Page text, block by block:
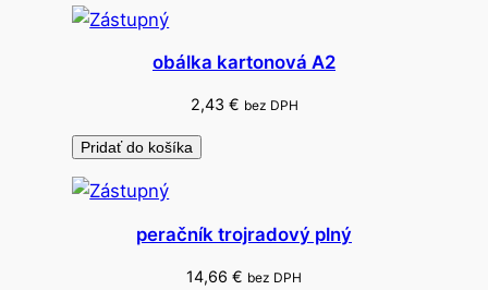
obálka kartonová A2
2,43 € bez DPH
Pridať do košíka
peračník trojradový plný
14,66 € bez DPH